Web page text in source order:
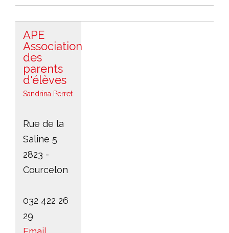
APE
Association
des
parents
d'élèves
Sandrina Perret
Rue de la
Saline 5
2823 -
Courcelon
032 422 26
29